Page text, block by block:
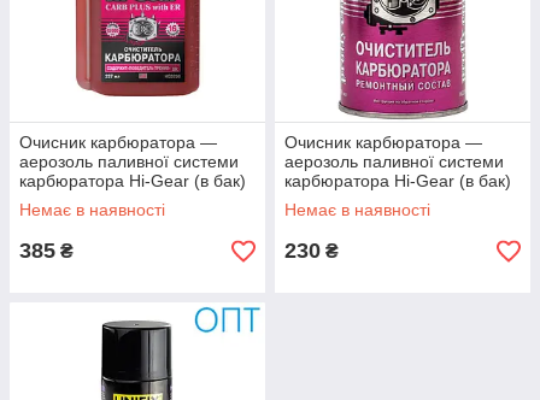
Очисник карбюратора —
аерозоль паливної системи
карбюратора Hi-Gear (в бак)
(237 мл)
Немає в наявності
385 ₴
Очисник карбюратора —
аерозоль паливної системи
карбюратора Hi-Gear (в бак)
(295 мл)
Немає в наявності
230 ₴